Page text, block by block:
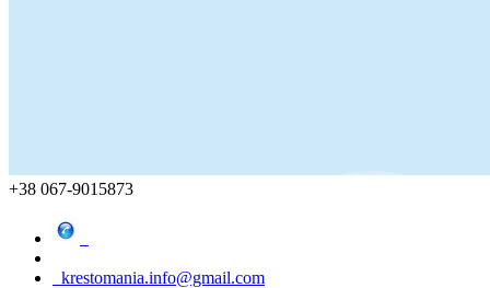
+38 067-9015873
krestomania.info@gmail.com